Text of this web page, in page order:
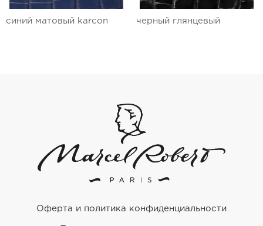
синий матовый karcon черный глянцевый
Оферта и политика конфиденциальности